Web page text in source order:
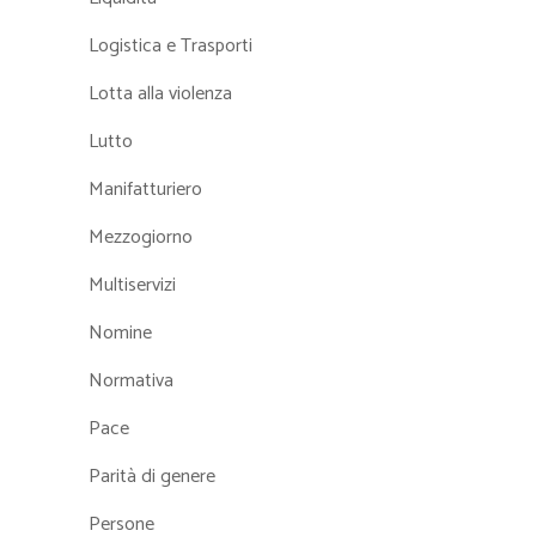
Logistica e Trasporti
Lotta alla violenza
Lutto
Manifatturiero
Mezzogiorno
Multiservizi
Nomine
Normativa
Pace
Parità di genere
Persone